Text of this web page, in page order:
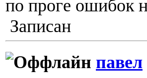
по проге ошибок
Записан
павел